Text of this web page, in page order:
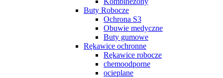
Buty Robocze
Ochrona S3
Obuwie medyczne
Buty gumowe
Rękawice ochronne
Rękawice robocze
chemoodporne
ocieplane